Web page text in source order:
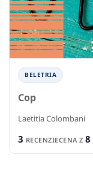
BELETRIA
Cop
Laetitia Colombani
3 RECENZIECENA Z 8